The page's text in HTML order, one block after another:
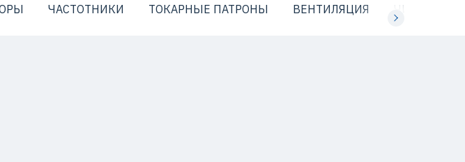
ЧАСТОТНИКИ ТОКАРНЫЕ ПАТРОНЫ ВЕНТИЛЯЦИЯ ЧИЛЛЕРЫ